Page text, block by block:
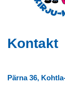
Kontakt
Pärna 36,